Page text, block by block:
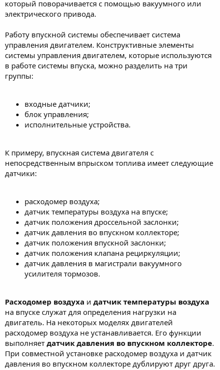
который поворачивается с помощью вакуумного или
электрического привода.
Работу впускной системы обеспечивает система
управления двигателем. Конструктивные элементы
системы управления двигателем, которые используются
в работе системы впуска, можно разделить на три
группы:
входные датчики;
блок управления;
исполнительные устройства.
К примеру, впускная система двигателя с
непосредственным впрыском топлива имеет следующие
датчики:
расходомер воздуха;
датчик температуры воздуха на впуске;
датчик положения дроссельной заслонки;
датчик давления во впускном коллекторе;
датчик положения впускной заслонки;
датчик положения клапана рециркуляции;
датчик давления в магистрали вакуумного
усилителя тормозов.
Расходомер воздуха и датчик температуры воздуха
на впуске служат для определения нагрузки на
двигатель. На некоторых моделях двигателей
расходомер воздуха не устанавливается. Его функции
выполняет датчик давления во впускном коллекторе.
При совместной установке расходомер воздуха и датчик
давления во впускном коллекторе дублируют друг друга.